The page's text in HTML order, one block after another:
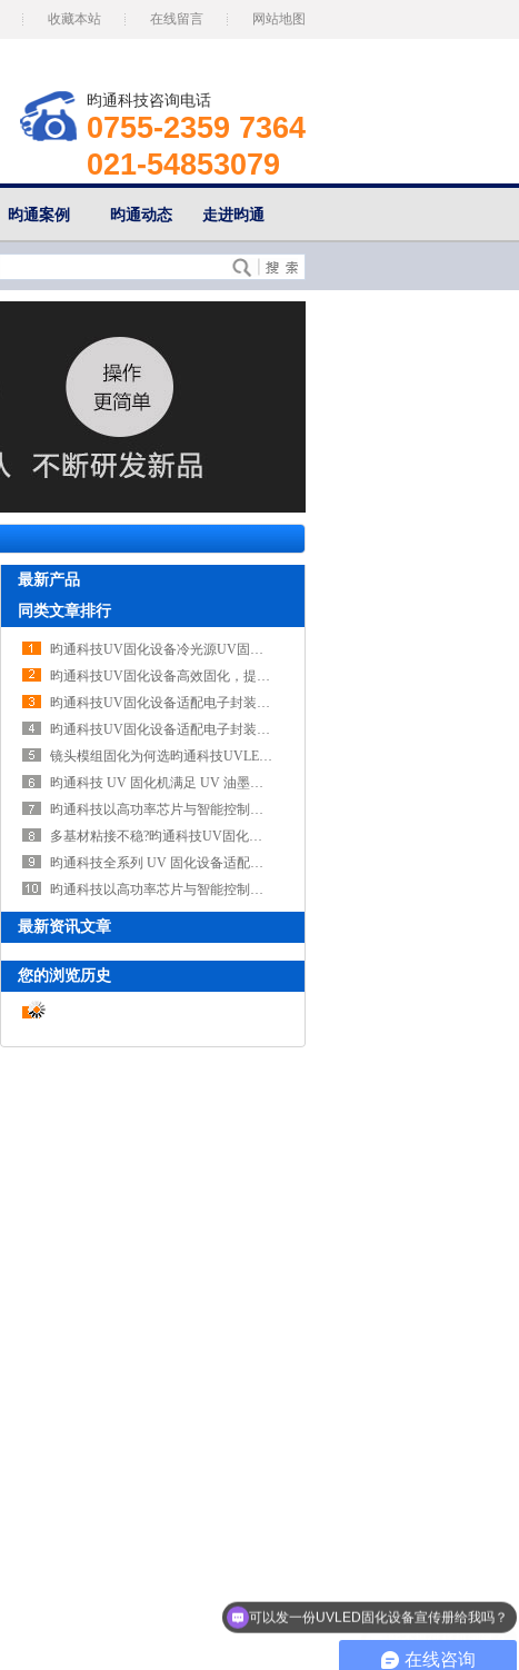
收藏本站 在线留言 网站地图
昀通科技咨询电话
0755-2359 7364
021-54853079
昀通案例 昀通动态 走进昀通
最新产品
同类文章排行
昀通科技UV固化设备冷光源UV固化技术，规避高温影响，保障电子组件品质
昀通科技UV固化设备高效固化，提升模组良率与可靠性，是车载摄像头组装优选
昀通科技UV固化设备适配电子封装与排线粘接，冷光源UV固化杜绝高温损伤
昀通科技UV固化设备适配电子封装粘接工序，低温守护精密电子元件性能稳定
镜头模组固化为何选昀通科技UVLED固化设备，它能保障光学粘接牢固与透光稳定
昀通科技 UV 固化机满足 UV 油墨快速固化需求，实现即时干燥，助力高速印刷产线高效生产
昀通科技以高功率芯片与智能控制成为国产UV固化设备优选品牌
多基材粘接不稳?昀通科技UV固化设备可调控波长/强度，适配金属/塑料/玻璃全场景适用
昀通科技全系列 UV 固化设备适配从实验室到产线全场景，赋能产线高效固化
昀通科技以高功率芯片与智能控制，打造UV固化设备国产优选品牌
最新资讯文章
您的浏览历史
在线咨询
能否提供样机测试？